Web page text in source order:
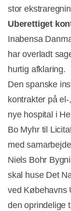
stor
Uberettiget
Inabensa
har overladt
hurtig afklaring.
Den spanske
kontrakter på
nye hospital i
Bo Myhr til
med
Niels Bohr
skal huse Det
ved Købehavns
den oprindelige